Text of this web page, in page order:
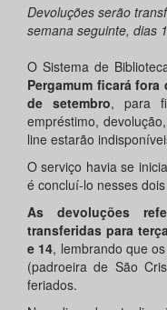
Devoluções serão
semana seguinte, dias
O Sistema de
Pergamum ficará fora
de setembro, para
empréstimo,
line estarão
O serviço havia se
é concluí-lo nesses
As devoluções
transferidas para
e 14, lembrando que
(padroeira de São
feriados.